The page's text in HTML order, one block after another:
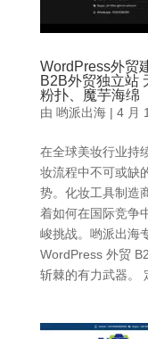
WordPress外贸
B2B外贸独立站
粉扑、魔芋海绵
由 哟派出海| 4 月
在全球美妆行业持
妆流程中不可或缺
势。化妆工具制造
着如何在国际竞争
峻挑战。哟派出海
WordPress 外贸
斩棘的有力武器。